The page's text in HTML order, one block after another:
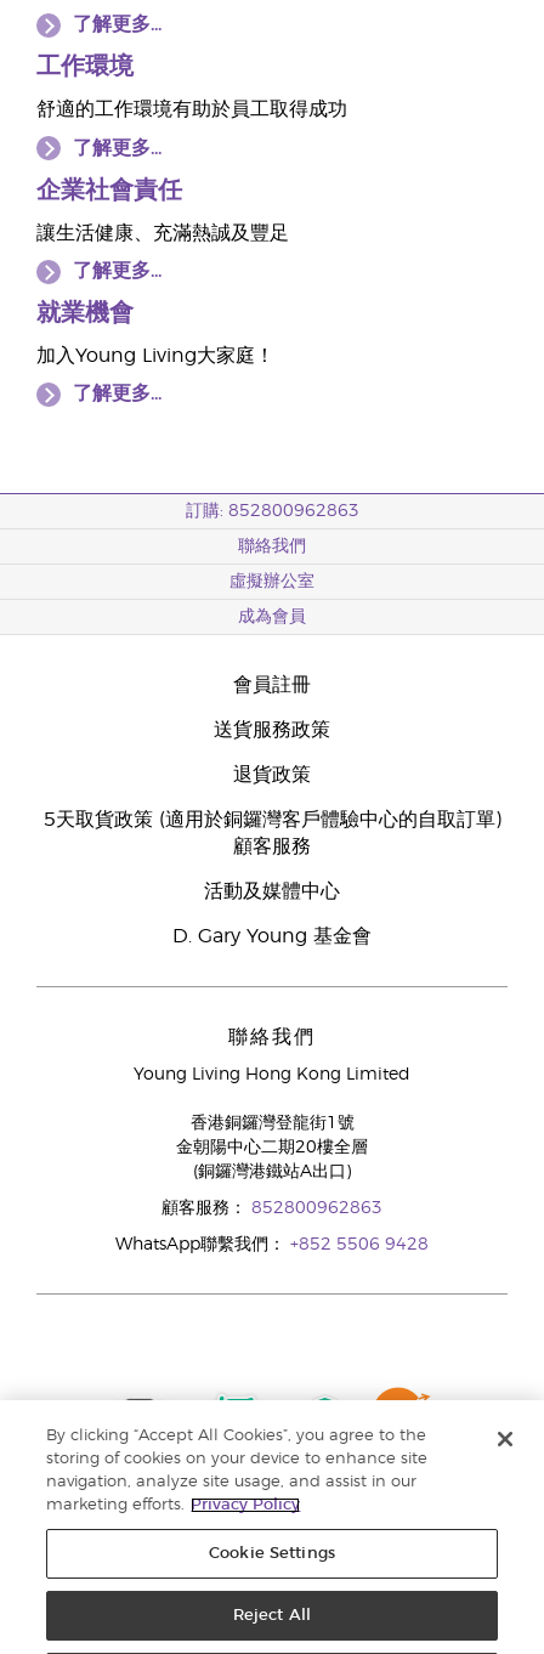
了解更多...
工作環境
舒適的工作環境有助於員工取得成功
了解更多...
企業社會責任
讓生活健康、充滿熱誠及豐足
了解更多...
就業機會
加入Young Living大家庭！
了解更多...
訂購: 852800962863
聯絡我們
虛擬辦公室
成為會員
會員註冊
送貨服務政策
退貨政策
5天取貨政策 (適用於銅鑼灣客戶體驗中心的自取訂單)
顧客服務
活動及媒體中心
D. Gary Young 基金會
聯絡我們
Young Living Hong Kong Limited
香港銅鑼灣登龍街1號
金朝陽中心二期20樓全層
(銅鑼灣港鐵站A出口)
顧客服務： 852800962863
WhatsApp聯繫我們： +852 5506 9428
By clicking “Accept All Cookies”, you agree to the
storing of cookies on your device to enhance site
navigation, analyze site usage, and assist in our
marketing efforts.
Privacy Policy
Cookie Settings
Reject All